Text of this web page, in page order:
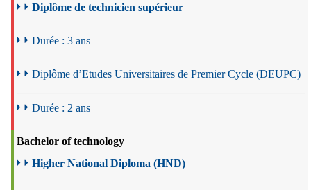
Diplôme de technicien supérieur
Durée : 3 ans
Diplôme d’Etudes Universitaires de Premier Cycle (DEUPC)
Durée : 2 ans
Bachelor of technology
Higher National Diploma (HND)